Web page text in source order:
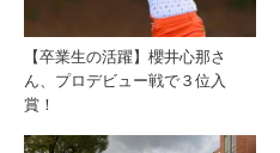
【卒業生の活躍】櫻井心那さ
ん、プロデビュー戦で３位入
賞！